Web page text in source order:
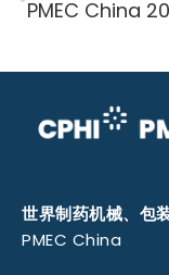
世界制药机械、包
PMEC China